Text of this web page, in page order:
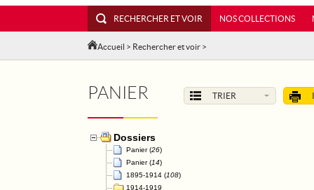
RECHERCHER ET VOIR NOS COLLECTIONS
Accueil > Rechercher et voir >
PANIER TRIER